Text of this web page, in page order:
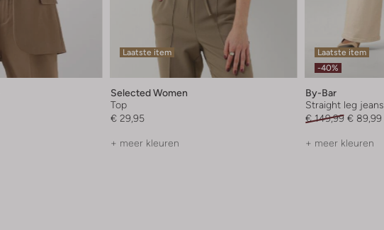
Laatste item
Selected Women
Top
€ 29,95
+ meer kleuren
Laatste item
-40%
By-Bar
Straight leg jeans
€ 149,99 € 89,99
+ meer kleuren